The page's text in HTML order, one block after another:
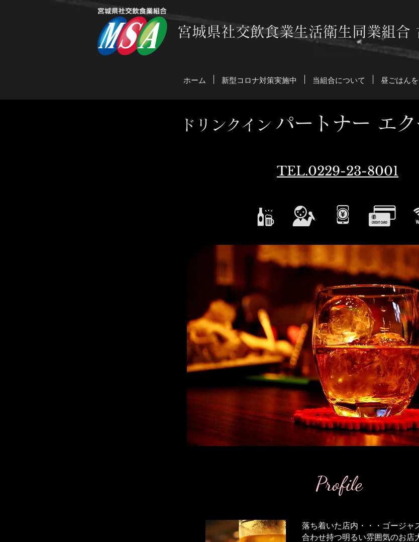
宮城県社交飲食業生活衛生同業組合
ホーム 新型コロナ対策実施中 当組合について 昼ごはん
ドリンクイン パートナー エク
TEL.0229-23-8001
Profile
落ち着いた店内・・・ゴージャ
合わせ持つ明るい雰囲気のお店